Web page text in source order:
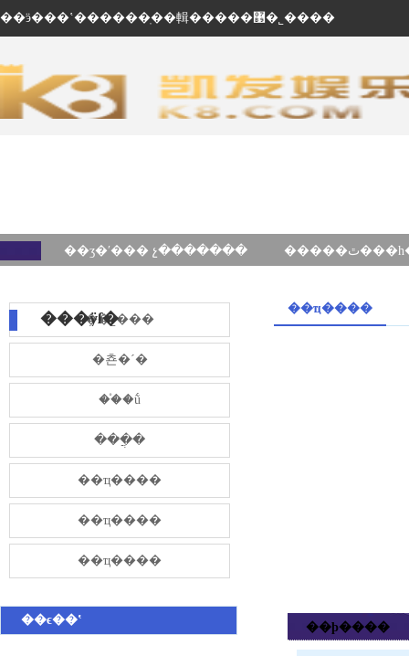
��ӭ���ʽ������ֽ��輯�����޹�˾����
��ʒ�ʹ��� չ�������
���ÿſ���˾���
�쵼�´�
��֯�ṹ
���̷ֲ�
��ҵ����
��ҵ����
��ҵ����
��ϵ��ʽ
��ҵ����
��ϸ����